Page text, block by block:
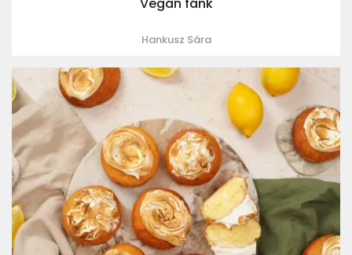
Vegán fánk
Hankusz Sára